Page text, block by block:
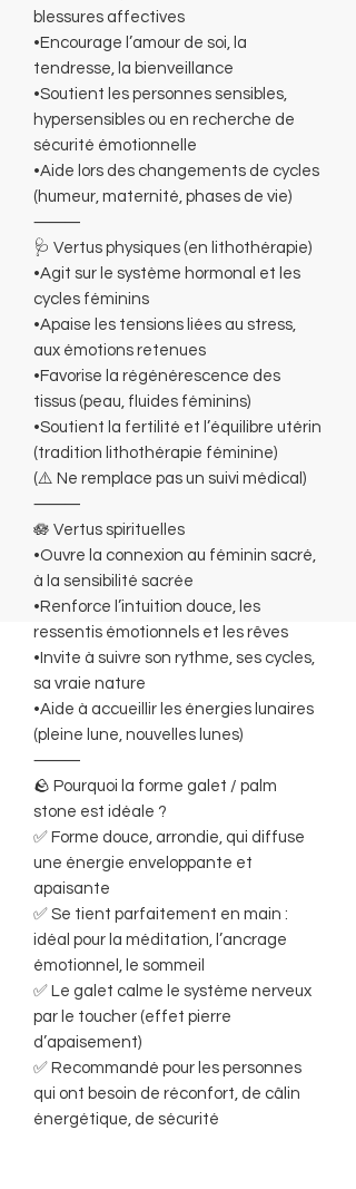
blessures affectives
•Encourage l’amour de soi, la
tendresse, la bienveillance
•Soutient les personnes sensibles,
hypersensibles ou en recherche de
sécurité émotionnelle
•Aide lors des changements de cycles
(humeur, maternité, phases de vie)
⸻
🩺 Vertus physiques (en lithothérapie)
•Agit sur le système hormonal et les
cycles féminins
•Apaise les tensions liées au stress,
aux émotions retenues
•Favorise la régénérescence des
tissus (peau, fluides féminins)
•Soutient la fertilité et l’équilibre utérin
(tradition lithothérapie féminine)
(⚠️ Ne remplace pas un suivi médical)
⸻
🪷 Vertus spirituelles
•Ouvre la connexion au féminin sacré,
à la sensibilité sacrée
•Renforce l’intuition douce, les
ressentis émotionnels et les rêves
•Invite à suivre son rythme, ses cycles,
sa vraie nature
•Aide à accueillir les énergies lunaires
(pleine lune, nouvelles lunes)
⸻
🪨 Pourquoi la forme galet / palm
stone est idéale ?
✅ Forme douce, arrondie, qui diffuse
une énergie enveloppante et
apaisante
✅ Se tient parfaitement en main :
idéal pour la méditation, l’ancrage
émotionnel, le sommeil
✅ Le galet calme le système nerveux
par le toucher (effet pierre
d’apaisement)
✅ Recommandé pour les personnes
qui ont besoin de réconfort, de câlin
énergétique, de sécurité